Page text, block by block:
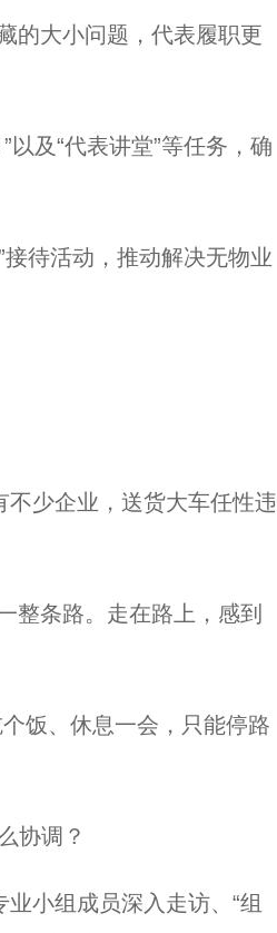
大小问题，代表履职更
及“代表讲堂”等任务，确
待活动，推动解决无物业
少企业，送货大车任性违
条路。走在路上，感到
饭、休息一会，只能停路
协调？
小组成员深入走访、“组